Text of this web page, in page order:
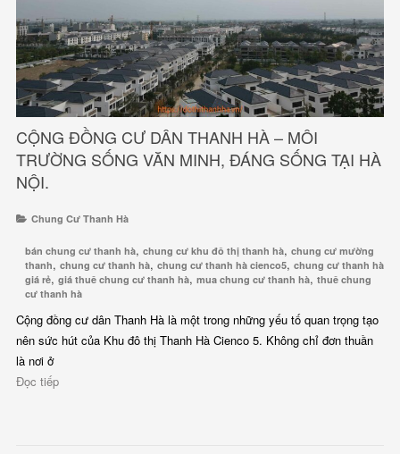
CỘNG ĐỒNG CƯ DÂN THANH HÀ – MÔI
TRƯỜNG SỐNG VĂN MINH, ĐÁNG SỐNG TẠI HÀ
NỘI.
Chung Cư Thanh Hà
bán chung cư thanh hà, chung cư khu đô thị thanh hà, chung cư mường
thanh, chung cư thanh hà, chung cư thanh hà cienco5, chung cư thanh hà
giá rẻ, giá thuê chung cư thanh hà, mua chung cư thanh hà, thuê chung
cư thanh hà
Cộng đồng cư dân Thanh Hà là một trong những yếu tố quan trọng tạo
nên sức hút của Khu đô thị Thanh Hà Cienco 5. Không chỉ đơn thuần
là nơi ở
Đọc tiếp